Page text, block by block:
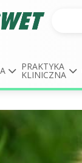
PRAKTYKA
KLINICZNA